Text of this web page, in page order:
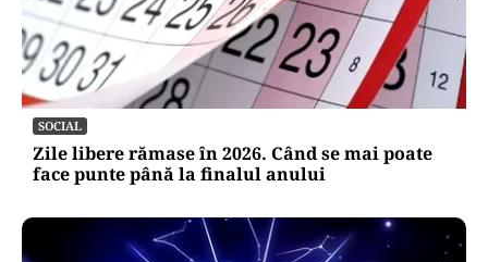
SOCIAL
Zile libere rămase în 2026. Când se mai poate
face punte până la finalul anului